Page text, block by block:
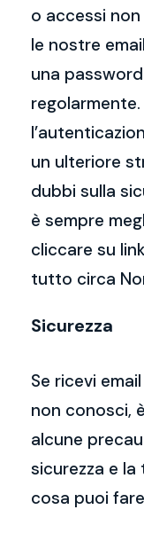
o accessi
le nostre
una
un ulteriore
dubbi sulla
è sempre
cliccare su
tutto circa
Sicurezza
Se ricevi
non conosci,
alcune
sicurezza e la
cosa puoi